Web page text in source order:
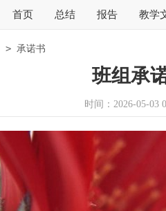
首页 总结 报告 教学
> 承诺书
班组承
时间：2026-05-03